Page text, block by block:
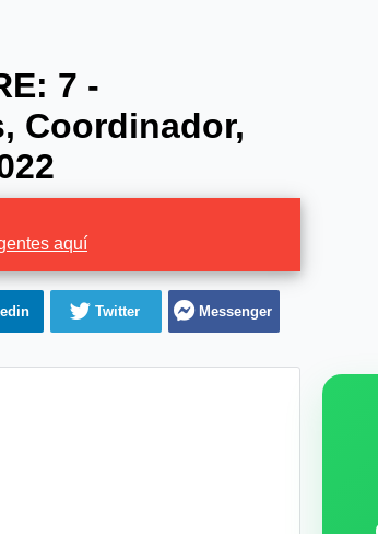
7 -
Coordinador,
aquí
Twitter Messenger